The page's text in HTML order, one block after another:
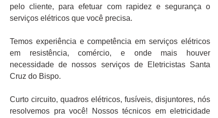
pelo cliente, para efetuar com rapidez e segurança o
serviços elétricos que você precisa.
Temos experiência e competência em serviços elétricos
em resistência, comércio, e onde mais houver
necessidade de nossos serviços de Eletricistas Santa
Cruz do Bispo.
Curto circuito, quadros elétricos, fusíveis, disjuntores, nós
resolvemos pra você! Nossos técnicos em eletricidade